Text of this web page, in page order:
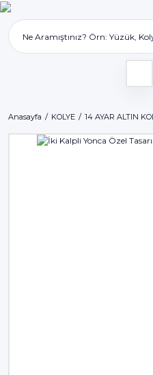
Anasayfa KOLYE 14 AYAR ALTIN